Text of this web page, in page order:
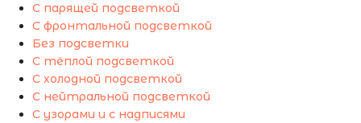
С парящей подсветкой
С фронтальной подсветкой
Без подсветки
С тёплой подсветкой
С холодной подсветкой
С нейтральной подсветкой
С узорами и с надписями